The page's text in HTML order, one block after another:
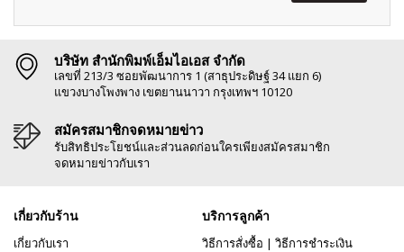
บริษัท สำนักพิมพ์เอ็มไอเอส จำกัด
เลขที่ 213/3 ซอยพัฒนาการ 1 (สาธุประดิษฐ์ 34 แยก 6)
แขวงบางโพงพาง เขตยานนาวา กรุงเทพฯ 10120
สมัครสมาชิกจดหมายข่าว
รับสิทธิประโยชน์และส่วนลดก่อนใครเพียงสมัครสมาชิก
จดหมายข่าวกับเรา
เกี่ยวกับร้าน
เกี่ยวกับเรา
บริการลูกค้า
วิธีการสั่งซื้อ | วิธีการชำระเงิน